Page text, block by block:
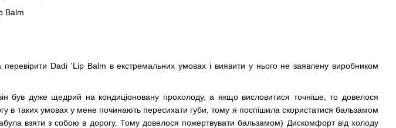
Balm
Dadi 'Lip Balm в екстремальних умовах і виявити у нього не заявлену виробником
був дуже щедрий на кондиціоновану прохолоду, а якщо висловитися точніше, то довелося
в таких умовах у мене починають пересихати губи, тому я поспішила скористатися бальзамом
взяти з собою в дорогу. Тому довелося пожертвувати бальзамом) Дискомфорт від холоду